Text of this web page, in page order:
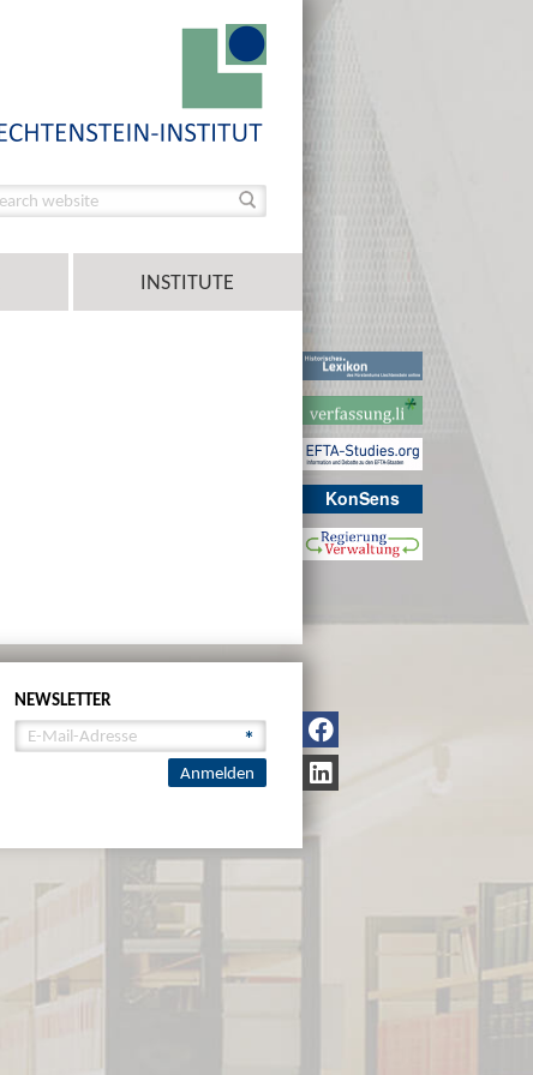
KonSens
INSTITUTE
NEWSLETTER